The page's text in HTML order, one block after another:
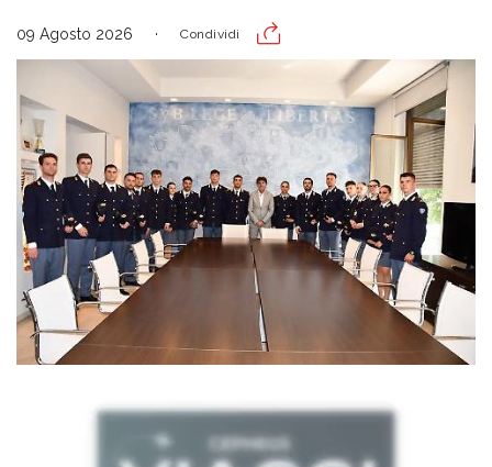
09 Agosto 2026 Condividi